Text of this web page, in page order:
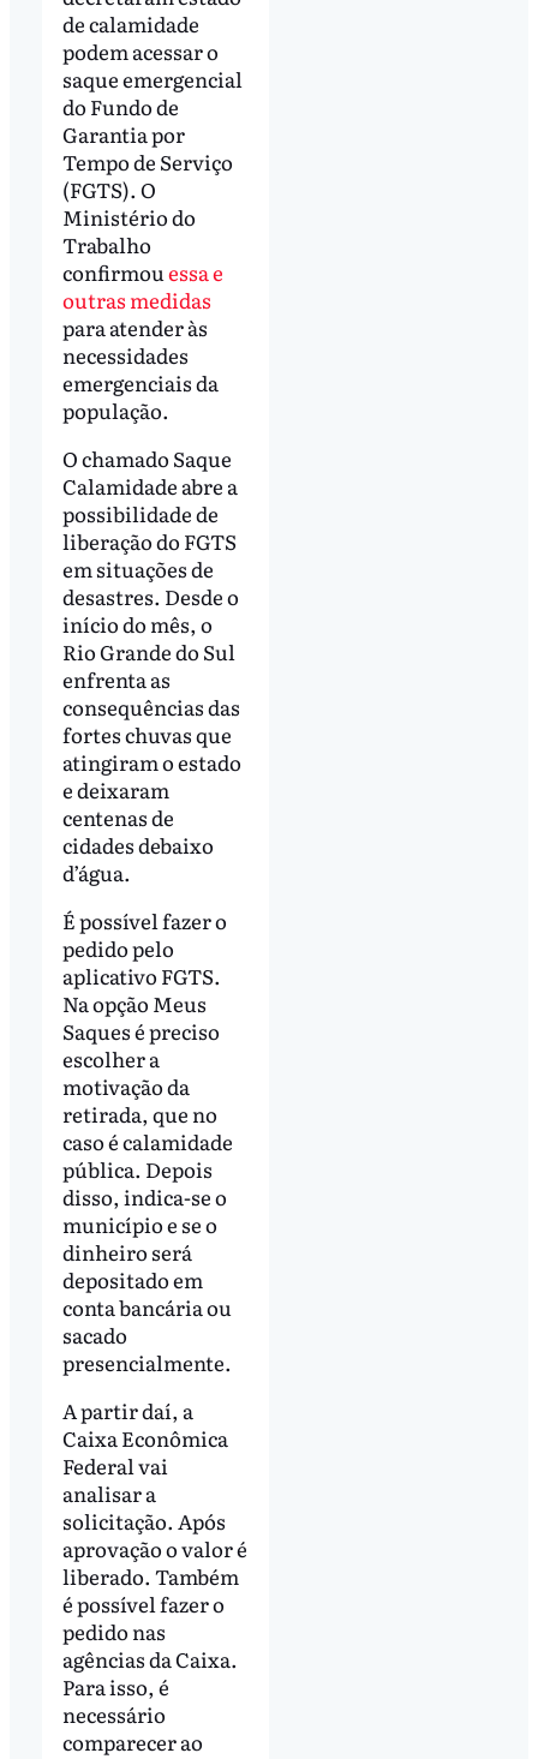
de calamidade
podem acessar o
saque emergencial
do Fundo de
Garantia por
Tempo de Serviço
(FGTS). O
Ministério do
Trabalho
confirmouessa e
outras medidas
para atender às
necessidades
emergenciais da
população.
O chamado Saque
Calamidade abre a
possibilidade de
liberação do FGTS
em situações de
desastres. Desde o
início do mês, o
Rio Grande do Sul
enfrenta as
consequências das
fortes chuvas que
atingiram o estado
e deixaram
centenas de
cidades debaixo
d’água.
É possível fazer o
pedido pelo
aplicativo FGTS.
Na opção Meus
Saques é preciso
escolher a
motivação da
retirada, que no
caso é calamidade
pública. Depois
disso, indica-se o
município e se o
dinheiro será
depositado em
conta bancária ou
sacado
presencialmente.
A partir daí, a
Caixa Econômica
Federal vai
analisar a
solicitação. Após
aprovação o valor é
liberado. Também
é possível fazer o
pedido nas
agências da Caixa.
Para isso, é
necessário
comparecer ao